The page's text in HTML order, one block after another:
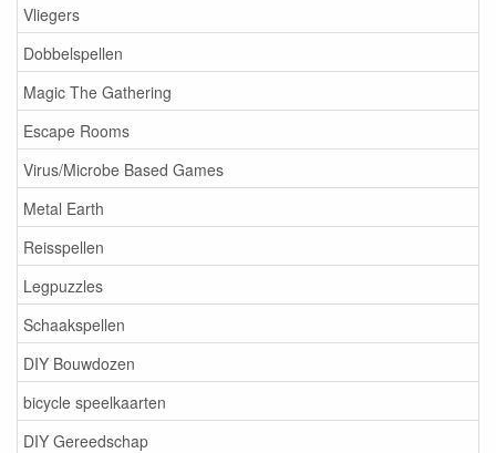
Vliegers
Dobbelspellen
Magic The Gathering
Escape Rooms
Virus/Microbe Based Games
Metal Earth
Reisspellen
Legpuzzles
Schaakspellen
DIY Bouwdozen
bicycle speelkaarten
DIY Gereedschap